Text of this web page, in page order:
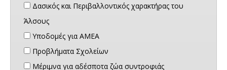
Δασικός και Περιβαλλοντικός χαρακτήρας του
Άλσους
Υποδομές για ΑΜΕΑ
Προβλήματα Σχολείων
Μέριμνα για αδέσποτα ζώα συντροφιάς